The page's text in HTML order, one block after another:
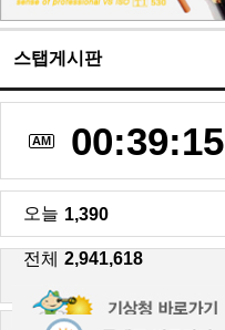
스탭게시판
AM 00:39:16
오늘 1,390
전체 2,941,618